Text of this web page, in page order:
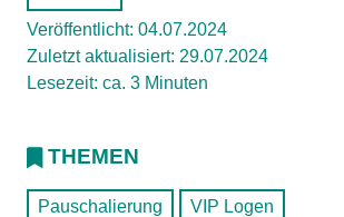
Veröffentlicht: 04.07.2024
Zuletzt aktualisiert: 29.07.2024
Lesezeit: ca. 3 Minuten
THEMEN
Pauschalierung VIP Logen